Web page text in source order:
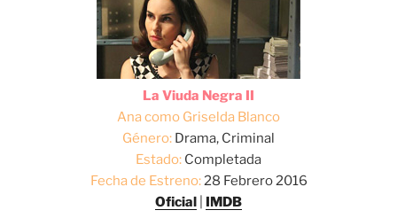
La Viuda Negra II
Ana como Griselda Blanco
Género: Drama, Criminal
Estado: Completada
Fecha de Estreno:28 Febrero 2016
Oficial
IMDB